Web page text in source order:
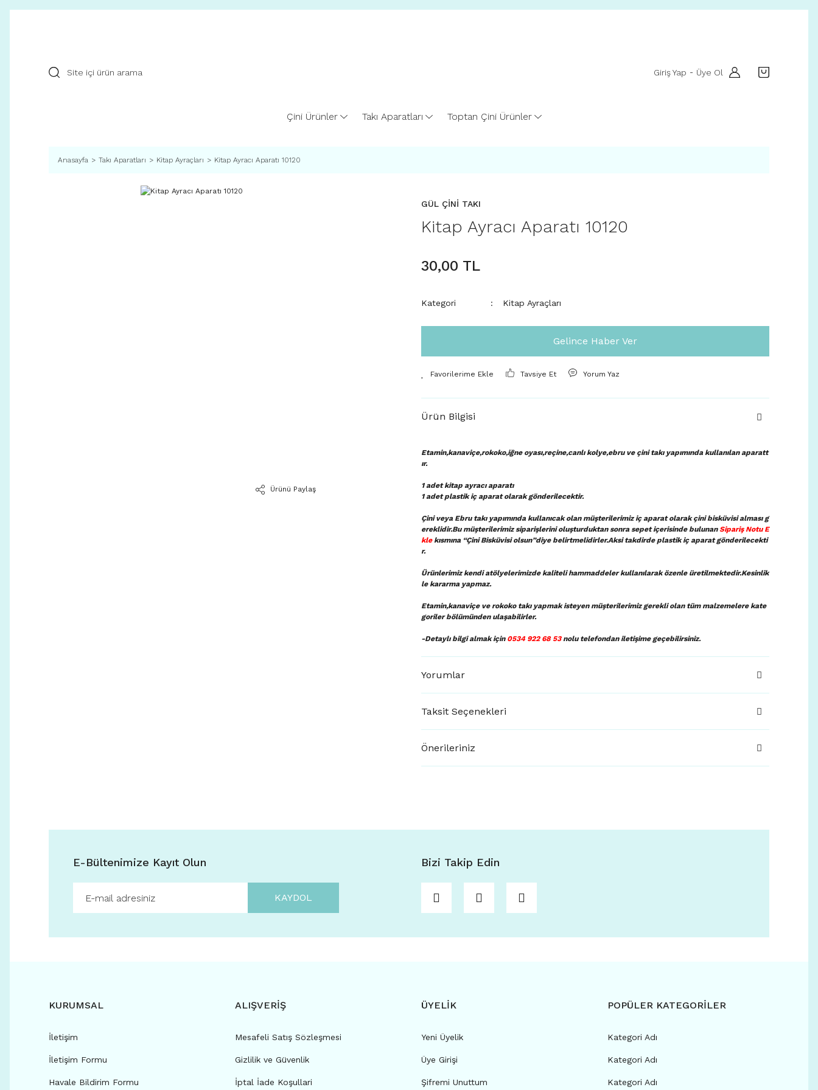
Giriş Yap - Üye Ol
Çini Ürünler Takı Aparatları Toptan Çini Ürünler
Anasayfa Takı Aparatları Kitap Ayraçları Kitap Ayracı Aparatı 10120
Ürünü Paylaş
GÜL ÇİNİ TAKI
Kitap Ayracı Aparatı 10120
30,00 TL
Kategori Kitap Ayraçları
Gelince Haber Ver
Tavsiye Et Yorum Yaz
Ürün Bilgisi
Etamin,kanaviçe,rokoko,iğne oyası,reçine,canlı kolye,ebru ve çini takı yapımında kullanılan aparatt
ır.
1 adet kitap ayracı aparatı
1 adet plastik iç aparatolarak gönderilecektir.
Çini veya Ebru takı yapımında kullanıcak olan müşterilerimiz iç aparat olarak çini bisküvisi alması g
ereklidir.Bu müşterilerimiz siparişlerini oluşturduktan sonra sepet içerisinde bulunanSipariş Notu E
klekısmına “Çini Bisküvisi olsun”diye belirtmelidirler.Aksi takdirde plastik iç aparat gönderilecekti
r.
Ürünlerimiz kendi atölyelerimizde kaliteli hammaddeler kullanılarak özenle üretilmektedir.Kesinlik
le kararma yapmaz.
Etamin,kanaviçe ve rokoko takı yapmak isteyen müşterilerimiz gerekli olan tüm malzemelere kate
goriler bölümünden ulaşabilirler.
-Detaylı bilgi almak için 0534 922 68 53nolu telefondan iletişime geçebilirsiniz.
Yorumlar
Taksit Seçenekleri
Önerileriniz
E-Bültenimize Kayıt Olun
KAYDOL
Bizi Takip Edin
KURUMSAL
İletişim
İletişim Formu
Havale Bildirim Formu
ALIŞVERİŞ
Mesafeli Satış Sözleşmesi
Gizlilik ve Güvenlik
İptal İade Koşullari
ÜYELİK
Yeni Üyelik
Üye Girişi
Şifremi Unuttum
POPÜLER KATEGORİLER
Kategori Adı
Kategori Adı
Kategori Adı